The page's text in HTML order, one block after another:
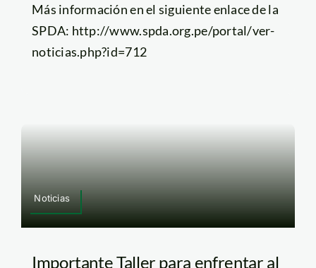
Más información en el siguiente enlace de la
SPDA: http://www.spda.org.pe/portal/ver-
noticias.php?id=712
Noticias
Importante Taller para enfrentar al